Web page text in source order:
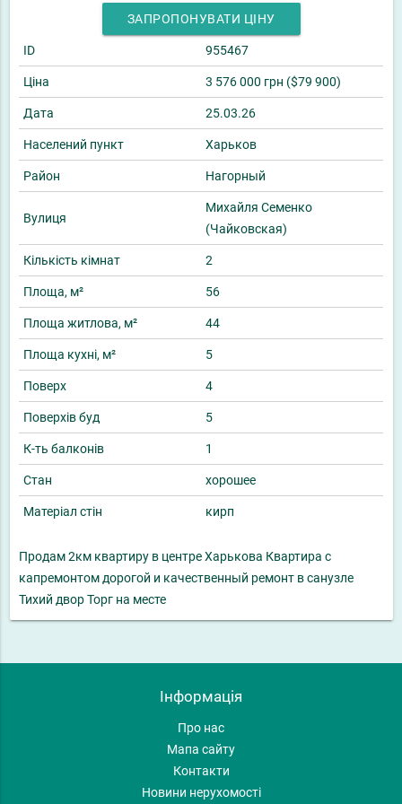
ЗАПРОПОНУВАТИ ЦІНУ
ID 955467
Ціна 3 576 000 грн ($79 900)
Дата 25.03.26
Населений пункт Харьков
Район Нагорный
Вулиця
Михайля Семенко
(Чайковская)
Кількість кімнат 2
Площа, м² 56
Площа житлова, м² 44
Площа кухні, м² 5
Поверх 4
Поверхів буд 5
К-ть балконів 1
Стан хорошее
Матеріал стін кирп
Продам 2км квартиру в центре Харькова Квартира с
капремонтом дорогой и качественный ремонт в санузле
Тихий двор Торг на месте
Інформація
Про нас
Мапа сайту
Контакти
Новини нерухомості